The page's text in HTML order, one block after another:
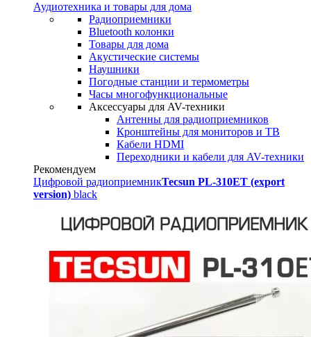
Аудиотехника и товары для дома
Радиоприемники
Bluetooth колонки
Товары для дома
Акустические системы
Наушники
Погодные станции и термометры
Часы многофункциональные
Аксессуары для AV-техники
Антенны для радиоприемников
Кронштейны для мониторов и ТВ
Кабели HDMI
Переходники и кабели для AV-техники
Рекомендуем
Цифровой радиоприемникTecsun PL-310ET (export
version) black